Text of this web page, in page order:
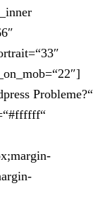
Probleme?“